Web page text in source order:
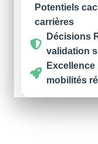
Potentiels
carrières
Décisions
validation
Excellence
mobilités